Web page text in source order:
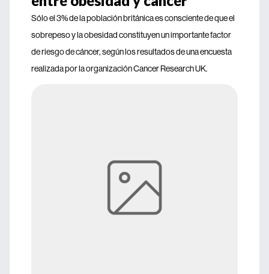
Sólo el 3% de la población británica es consciente de que el
sobrepeso y la obesidad constituyen un importante factor
de riesgo de cáncer, según los resultados de una encuesta
realizada por la organización Cancer Research UK.